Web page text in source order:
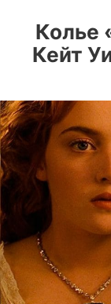
Колье
Кейт